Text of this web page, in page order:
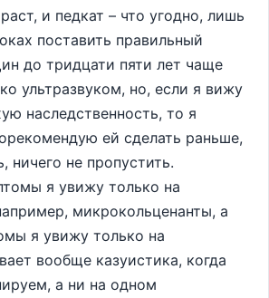
и педкат – что угодно, лишь
поставить правильный
до тридцати пяти лет чаще
ультразвуком, но, если я вижу
наследственность, то я
ей сделать раньше,
ничего не пропустить.
я увижу только на
микрокольценанты, а
я увижу только на
вообще казуистика, когда
а ни на одном